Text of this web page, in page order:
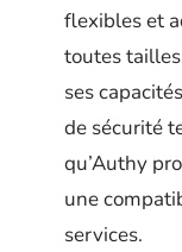
flexibles et
toutes
ses
de sécurité
qu’Authy
une
services.